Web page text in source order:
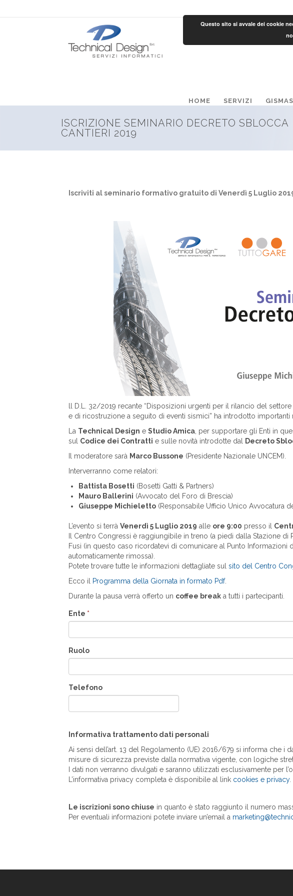
HOME SERVIZI
ISCRIZIONE SEMINARIO DECRETO SBLOCCA
CANTIERI 2019
Iscriviti al seminario formativo gratuito di Venerdì 5 Luglio
ll D.L. 32/2019 recante “Disposizioni urgenti per il rilancio del
e di ricostruzione a seguito di eventi sismici” ha introdotto
La Technical Design e Studio Amica , per supportare gli Enti in
sul Codice dei Contratti e sulle novità introdotte dal Decreto
Il moderatore sarà Marco Bussone (Presidente Nazionale UNCEM).
Interverranno come relatori:
Battista Bosetti (Bosetti Gatti & Partners)
Mauro Ballerini (Avvocato del Foro di Brescia)
Giuseppe Michieletto (Responsabile Ufficio Unico Avvocatura
L’evento si terrà Venerdì 5 Luglio 2019 alle ore 9:00 presso il
Il Centro Congressi è raggiungibile in treno (a piedi dalla Stazione
Fusi (in questo caso ricordatevi di comunicare al Punto
automaticamente rimossa).
Potete trovare tutte le informazioni dettagliate sul sito del Centro
Ecco il
Programma della Giornata in formato Pdf.
Durante la pausa verrà offerto un coffee break a tutti i partecipanti.
Ente *
Ruolo
Telefono
Informativa trattamento dati personali
Ai sensi dell’art. 13 del Regolamento (UE) 2016/679 si informa che
misure di sicurezza previste dalla normativa vigente, con logiche
I dati non verranno divulgati e saranno utilizzati esclusivamente per
L’informativa privacy completa è disponibile al link cookies e privacy.
Le iscrizioni sono chiuse in quanto è stato raggiunto il numero
Per eventuali informazioni potete inviare un’email a
Questo sito si avvale dei cookie